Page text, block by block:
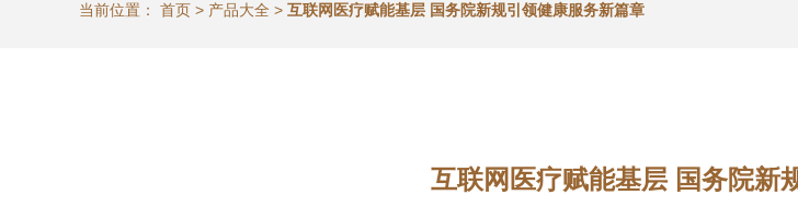
当前位置： 首页 > 产品大全 > 互联网医疗赋能基层 国务院新规引领健康服务新篇章
互联网医疗赋能基层 国务院新